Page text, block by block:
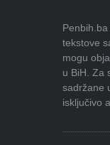
tekstove
mogu
u BiH. Za
sadržane
isključivo